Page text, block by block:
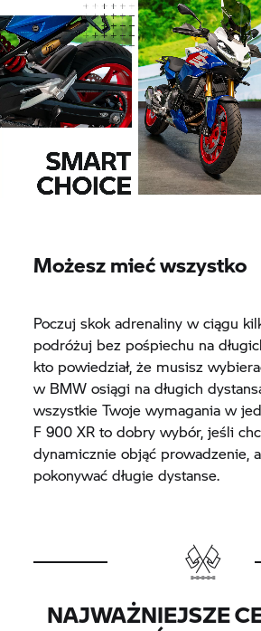
Możesz mieć wszystko
Poczuj skok adrenaliny w ciągu
podróżuj bez pośpiechu na
kto powiedział, że musisz
w BMW osiągi na długich
wszystkie Twoje wymagania w
F 900 XR to dobry wybór, jeśli
dynamicznie objąć prowadzenie,
pokonywać długie dystanse.
NAJWAŻNIEJSZE